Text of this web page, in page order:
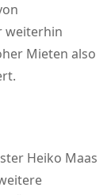
weiterhin
Mieten also
Heiko Maas